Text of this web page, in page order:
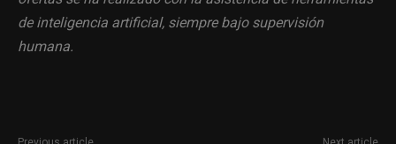
de inteligencia artificial, siempre bajo supervisión
humana.